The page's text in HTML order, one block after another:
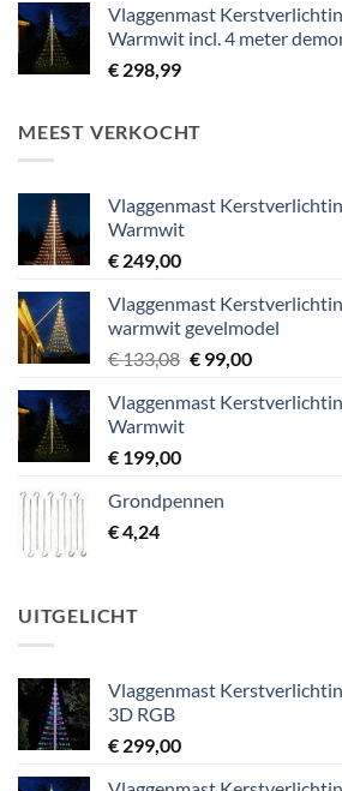
Vlaggenmast
Warmwit incl. 4 meter
€ 298,99
MEEST VERKOCHT
Vlaggenmast
Warmwit
€ 249,00
Vlaggenmast
warmwit gevelmodel
€133,08 Oorspronkelijke
was:
€99,00Huidige
is:
Vlaggenmast
Warmwit
€ 199,00
Grondpennen
€4,24
UITGELICHT
Vlaggenmast
3D RGB
€ 299,00